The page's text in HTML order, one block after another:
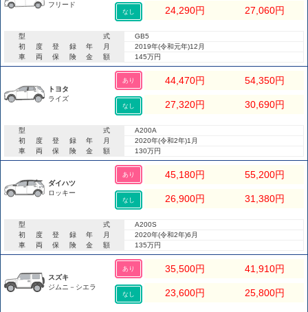
フリード
なし 24,290円 27,060円
型式
GB5
初度登録年月
2019年(令和元年)12月
車両保険金額
145万円
トヨタ
ライズ
あり 44,470円 54,350円
なし 27,320円 30,690円
型式
A200A
初度登録年月
2020年(令和2年)1月
車両保険金額
130万円
ダイハツ
ロッキー
あり 45,180円 55,200円
なし 26,900円 31,380円
型式
A200S
初度登録年月
2020年(令和2年)6月
車両保険金額
135万円
スズキ
ジムニ－シエラ
あり 35,500円 41,910円
なし 23,600円 25,800円